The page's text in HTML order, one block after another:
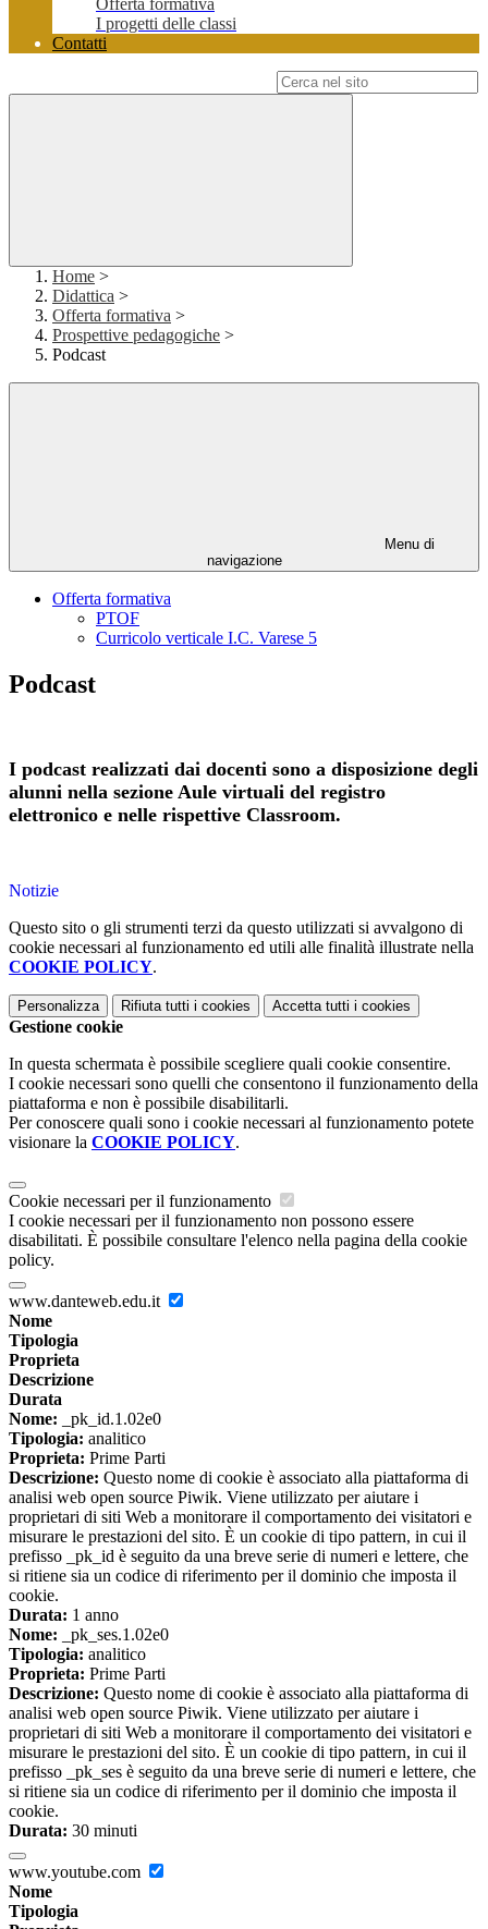
Offerta formativa
I progetti delle classi
Contatti
Home >
Didattica >
Offerta formativa >
Prospettive pedagogiche >
Podcast
Menu di
navigazione
Offerta formativa
PTOF
Curricolo verticale I.C. Varese 5
Podcast
I podcast realizzati dai docenti sono a disposizione degli
alunni nella sezione Aule virtuali del registro
elettronico e nelle rispettive Classroom.
Notizie
Questo sito o gli strumenti terzi da questo utilizzati si avvalgono di
cookie necessari al funzionamento ed utili alle finalità illustrate nella
COOKIE POLICY.
Personalizza Rifiuta tutti i cookies Accetta tutti i cookies
Gestione cookie
In questa schermata è possibile scegliere quali cookie consentire.
I cookie necessari sono quelli che consentono il funzionamento della
piattaforma e non è possibile disabilitarli.
Per conoscere quali sono i cookie necessari al funzionamento potete
visionare la COOKIE POLICY.
Cookie necessari per il funzionamento
I cookie necessari per il funzionamento non possono essere
disabilitati. È possibile consultare l'elenco nella pagina della cookie
policy.
www.danteweb.edu.it
Nome
Tipologia
Proprieta
Descrizione
Durata
Nome: _pk_id.1.02e0
Tipologia: analitico
Proprieta: Prime Parti
Descrizione: Questo nome di cookie è associato alla piattaforma di
analisi web open source Piwik. Viene utilizzato per aiutare i
proprietari di siti Web a monitorare il comportamento dei visitatori e
misurare le prestazioni del sito. È un cookie di tipo pattern, in cui il
prefisso _pk_id è seguito da una breve serie di numeri e lettere, che
si ritiene sia un codice di riferimento per il dominio che imposta il
cookie.
Durata: 1 anno
Nome: _pk_ses.1.02e0
Tipologia: analitico
Proprieta: Prime Parti
Descrizione: Questo nome di cookie è associato alla piattaforma di
analisi web open source Piwik. Viene utilizzato per aiutare i
proprietari di siti Web a monitorare il comportamento dei visitatori e
misurare le prestazioni del sito. È un cookie di tipo pattern, in cui il
prefisso _pk_ses è seguito da una breve serie di numeri e lettere, che
si ritiene sia un codice di riferimento per il dominio che imposta il
cookie.
Durata: 30 minuti
www.youtube.com
Nome
Tipologia